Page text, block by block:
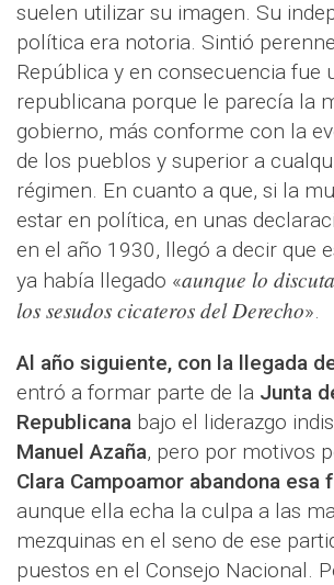
suelen utilizar su imagen. Su
política era notoria. Sintió
República y en consecuencia fue
republicana porque le parecía la
gobierno, más conforme con la
de los pueblos y superior a
régimen. En cuanto a que, si la
estar en política, en unas
en el año 1930, llegó a decir que
ya había llegado «aunque lo
los sesudos cicateros del Derecho».
Al año siguiente, con la llegada
entró a formar parte de la Junta
Republicana bajo el liderazgo
Manuel Azaña, pero por motivos
Clara Campoamor abandona esa
aunque ella echa la culpa a las
mezquinas en el seno de ese
puestos en el Consejo Nacional.